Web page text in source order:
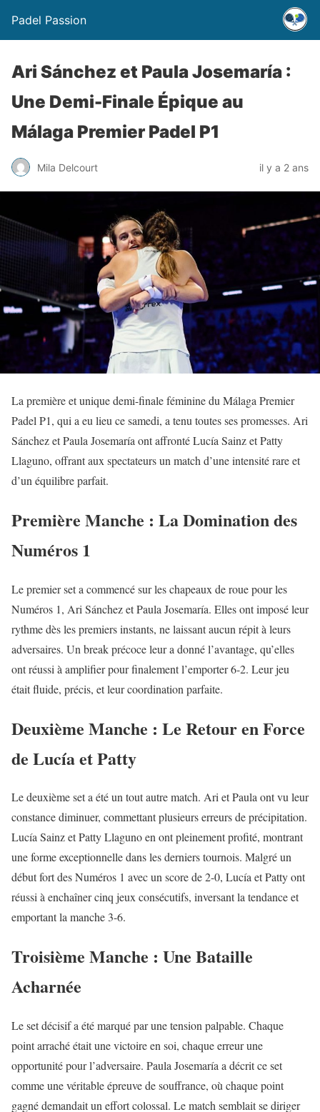
Padel Passion
Ari Sánchez et Paula Josemaría :
Une Demi-Finale Épique au
Málaga Premier Padel P1
Mila Delcourt il y a 2 ans
La première et unique demi-finale féminine du Málaga Premier
Padel P1, qui a eu lieu ce samedi, a tenu toutes ses promesses. Ari
Sánchez et Paula Josemaría ont affronté Lucía Sainz et Patty
Llaguno, offrant aux spectateurs un match d’une intensité rare et
d’un équilibre parfait.
Première Manche : La Domination des
Numéros 1
Le premier set a commencé sur les chapeaux de roue pour les
Numéros 1, Ari Sánchez et Paula Josemaría. Elles ont imposé leur
rythme dès les premiers instants, ne laissant aucun répit à leurs
adversaires. Un break précoce leur a donné l’avantage, qu’elles
ont réussi à amplifier pour finalement l’emporter 6-2. Leur jeu
était fluide, précis, et leur coordination parfaite.
Deuxième Manche : Le Retour en Force
de Lucía et Patty
Le deuxième set a été un tout autre match. Ari et Paula ont vu leur
constance diminuer, commettant plusieurs erreurs de précipitation.
Lucía Sainz et Patty Llaguno en ont pleinement profité, montrant
une forme exceptionnelle dans les derniers tournois. Malgré un
début fort des Numéros 1 avec un score de 2-0, Lucía et Patty ont
réussi à enchaîner cinq jeux consécutifs, inversant la tendance et
emportant la manche 3-6.
Troisième Manche : Une Bataille
Acharnée
Le set décisif a été marqué par une tension palpable. Chaque
point arraché était une victoire en soi, chaque erreur une
opportunité pour l’adversaire. Paula Josemaría a décrit ce set
comme une véritable épreuve de souffrance, où chaque point
gagné demandait un effort colossal. Le match semblait se diriger